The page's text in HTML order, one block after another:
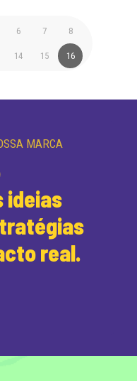
6 7 8
14 15 16
MARCA
ideias
real.